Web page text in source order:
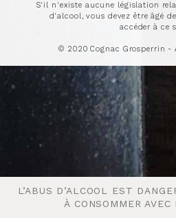
Ce cognac millésimé100%
L’ABUS D’ALCOOL EST
À CONSOMMER AVEC
S'il n'existe aucune législation
d'alcool, vous devez être âgé
accéder à ce
© 2020 Cognac Grosperrin -
L’ABUS D’ALCOOL EST
À CONSOMMER AVEC